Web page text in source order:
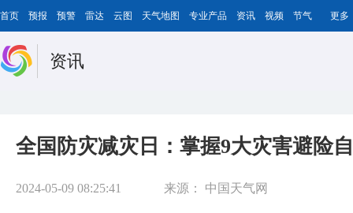
首页 预报 预警 雷达 云图 天气地图 专业产品 资讯 视频 节气 更多
资讯
全国防灾减灾日：掌握9大灾害避险
2024-05-09 08:25:41 来源： 中国天气网